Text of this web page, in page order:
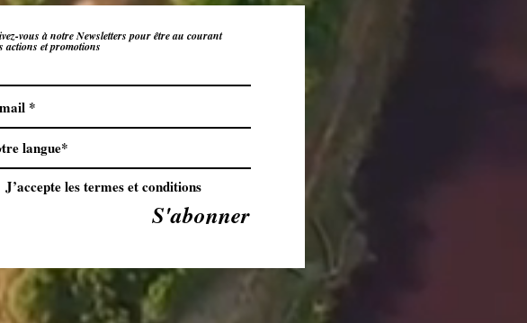
vous à notre Newsletters pour être au courant
actions et promotions
J’accepte les termes et conditions
S'abonner